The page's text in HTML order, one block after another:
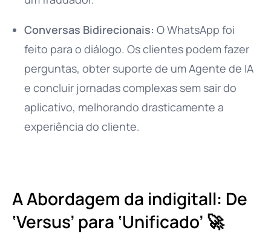
Conversas Bidirecionais: O WhatsApp foi
feito para o diálogo. Os clientes podem fazer
perguntas, obter suporte de um Agente de IA
e concluir jornadas complexas sem sair do
aplicativo, melhorando drasticamente a
experiência do cliente.
A Abordagem da indigitall: De
‘Versus’ para ‘Unificado’ 🚀